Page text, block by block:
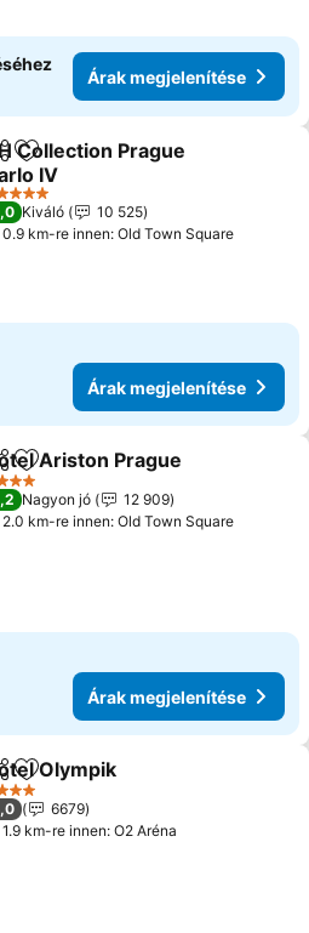
Árak megjelenítése
Hozzáadás a kedvencekhez
Collection Prague
IV
Kiváló
10 525
0.9 km-re innen: Old Town Square
Árak megjelenítése
Hozzáadás a kedvencekhez
Ariston Prague
Nagyon jó
12 909
2.0 km-re innen: Old Town Square
Árak megjelenítése
Hozzáadás a kedvencekhez
Olympik
6679
1.9 km-re innen: O2 Aréna